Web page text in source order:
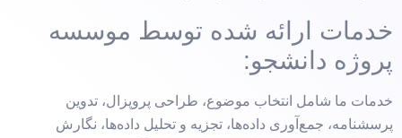
خدمات ارائه شده توسط موسسه
پروژه دانشجو:
خدمات ما شامل انتخاب موضوع، طراحی پروپزال، تدوین
پرسشنامه، جمع‌آوری داده‌ها، تجزیه و تحلیل داده‌ها، نگارش